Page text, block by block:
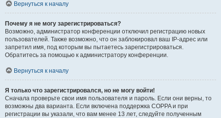
Вернуться к началу
Почему я не могу зарегистрироваться?
Возможно, администратор конференции отключил регистрацию новых
пользователей. Также возможно, что он заблокировал ваш IP-адрес или
запретил имя, под которым вы пытаетесь зарегистрироваться.
Обратитесь за помощью к администратору конференции.
Вернуться к началу
Я только что зарегистрировался, но не могу войти!
Сначала проверьте свои имя пользователя и пароль. Если они верны, то
возможны два варианта. Если включена поддержка COPPA и при
регистрации вы указали, что вам менее 13 лет, следуйте полученным